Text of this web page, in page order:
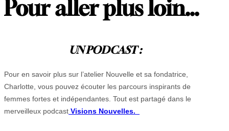
Pour aller plus loin…
UN PODCAST :
Pour en savoir plus sur l’atelier Nouvelle et sa fondatrice,
Charlotte, vous pouvez écouter les parcours inspirants de
femmes fortes et indépendantes. Tout est partagé dans le
merveilleux podcast Visions Nouvelles.